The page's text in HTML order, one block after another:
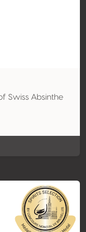
Swiss Absinthe